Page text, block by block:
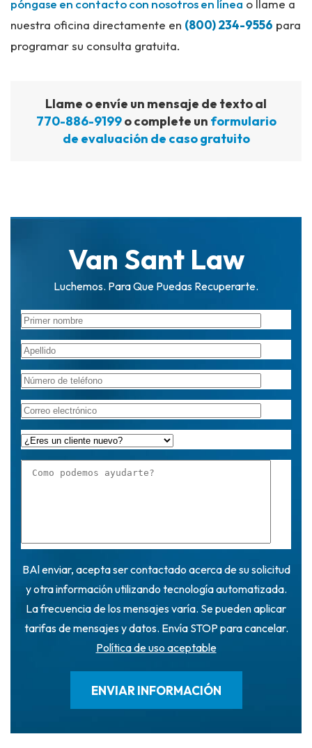
póngase en contacto con nosotros en línea o llame a
nuestra oficina directamente en (800) 234-9556 para
programar su consulta gratuita.
Llame o envíe un mensaje de texto al
770-886-9199o complete un formulario
de evaluación de caso gratuito
Van Sant Law
Luchemos. Para Que Puedas Recuperarte.
BAl enviar, acepta ser contactado acerca de su solicitud
y otra información utilizando tecnología automatizada.
La frecuencia de los mensajes varía. Se pueden aplicar
tarifas de mensajes y datos. Envía STOP para cancelar.
Política de uso aceptable